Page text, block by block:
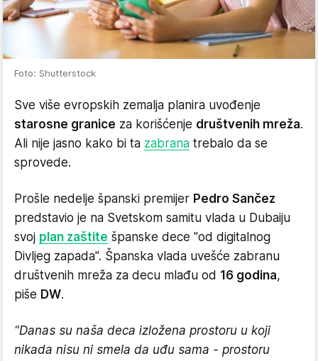
Foto: Shutterstock
Sve više evropskih zemalja planira uvođenje
starosne granice za korišćenje društvenih mreža.
Ali nije jasno kako bi ta zabrana trebalo da se
sprovede.
Prošle nedelje španski premijer Pedro Sančez
predstavio je na Svetskom samitu vlada u Dubaiju
svoj plan zaštite španske dece "od digitalnog
Divljeg zapada". Španska vlada uvešće zabranu
društvenih mreža za decu mlađu od 16 godina,
piše DW.
"Danas su naša deca izložena prostoru u koji
nikada nisu ni smela da uđu sama - prostoru